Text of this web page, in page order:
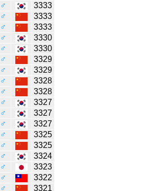
♂
3333
♂
3333
♂
3333
♂
3330
♂
3330
♂
3329
♂
3329
♂
3328
♂
3328
♂
3327
♂
3327
♂
3327
♂
3325
♂
3325
♂
3324
♂
3323
♂
3322
♂ 3321